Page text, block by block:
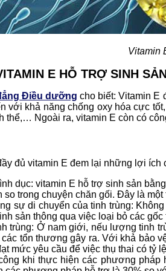
Vitamin
E HỖ TRỢ SINH
Điều dưỡng cho biết: Vitamin E
với khả năng chống oxy hóa cực
thể,… Ngoài ra, vitamin E còn có
đủ vitamin E đem lại những lợi ích
dục: vitamin E hỗ trợ sinh sản
so trong chuyện chăn gối. Đây là
sự di chuyển của tinh trùng:
sản thông qua việc loại bỏ các
trùng: Ở nam giới, nếu lượng tinh
tổn thương gây ra. Với khả bảo
mức yêu cầu để việc thụ thai có tỷ
khi thực hiện các phương